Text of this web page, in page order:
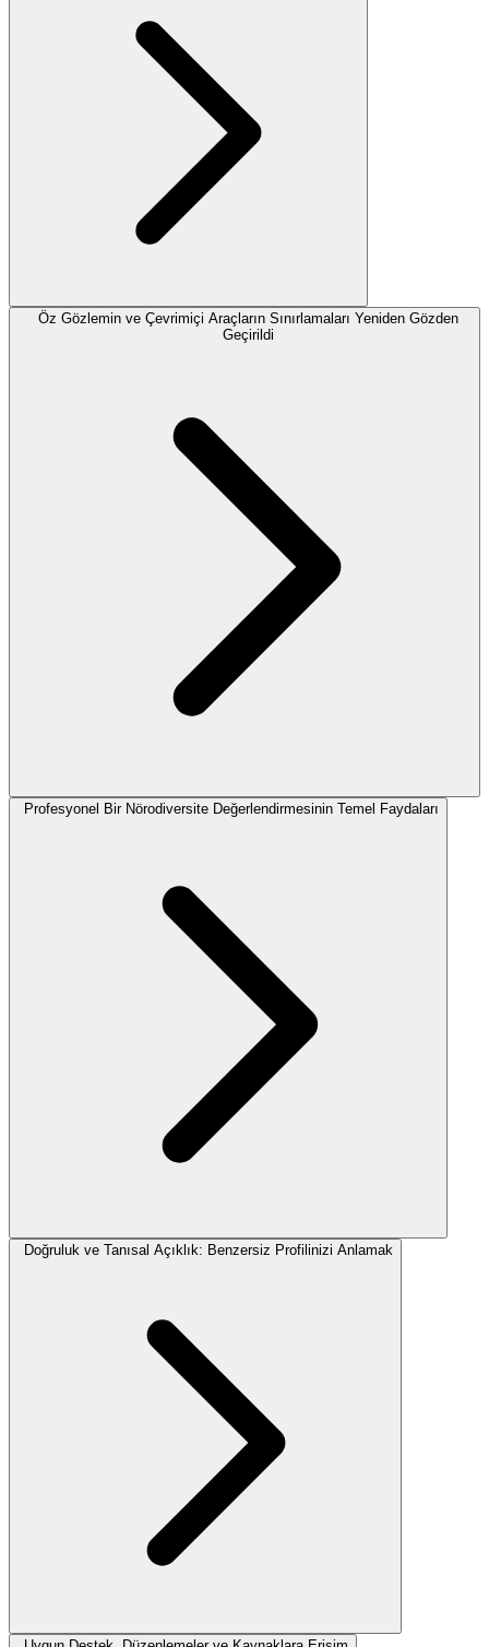
Öz Gözlemin ve Çevrimiçi Araçların Sınırlamaları Yeniden Gözden
Geçirildi
Profesyonel Bir Nörodiversite Değerlendirmesinin Temel Faydaları
Doğruluk ve Tanısal Açıklık: Benzersiz Profilinizi Anlamak